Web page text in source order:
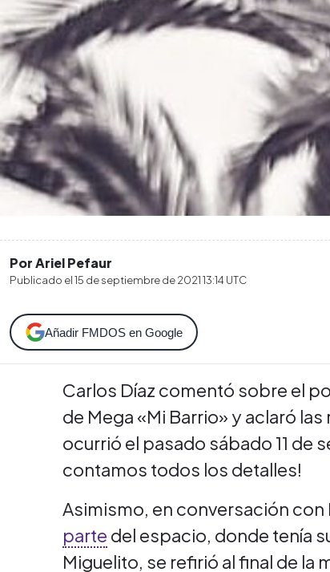
Por Ariel Pefaur
Publicado el15 de septiembre de 2021 13:14 UTC
Añadir FMDOS en Google
Carlos Díaz comentó sobre el
de Mega «Mi Barrio» y aclaró
ocurrió el pasado sábado 11 de
contamos todos los detalles!
Asimismo, en conversación con
parte del espacio, donde tenía
Miguelito, se refirió al final de la